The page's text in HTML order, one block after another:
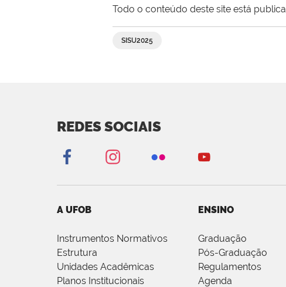
Todo o conteúdo deste site está
SISU2025
REDES SOCIAIS
A UFOB
Instrumentos Normativos
Estrutura
Unidades Acadêmicas
Planos Institucionais
ENSINO
Graduação
Pós-Graduação
Regulamentos
Agenda